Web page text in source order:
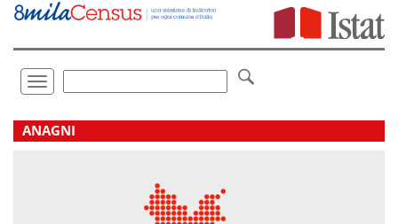
Vai
direttamente
Toggle
navigation
.
ANAGNI